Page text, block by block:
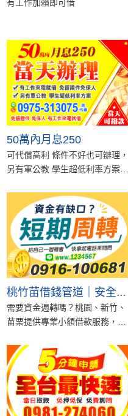
有工作加賴即可借
50萬內月息250
可代償高利 條件不好也可辦理，
另有軍公教 學生超低利率方案，
就借。立即來...
桃竹苗借錢管道｜安全合法小額借款
需要資金週轉嗎？桃園、新竹、
苗栗提供專業小額借款服務，免
速簡單，最快當日...